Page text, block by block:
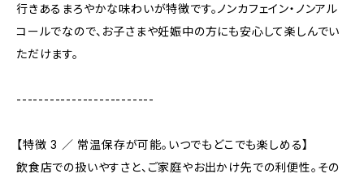
行きあるまろやかな味わいが特徴です。ノンカフェイン・ノンアル
コールでなので、お子さまや妊娠中の方にも安心して楽しんでい
ただけます。
-------------------------
【特徴 3 ／ 常温保存が可能。いつでもどこでも楽しめる】
飲食店での扱いやすさと、ご家庭やお出かけ先での利便性。その